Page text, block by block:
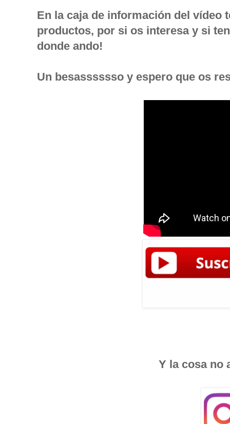
En la caja de información del vídeo
productos, por si os interesa y si
donde ando!
Un besasssssso y espero que os
Y la cosa no